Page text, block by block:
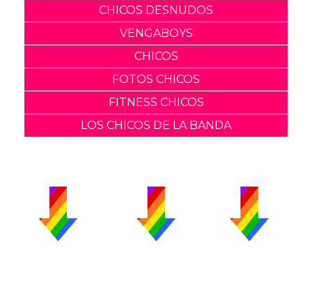
CHICOS DESNUDOS
VENGABOYS
CHICOS
FOTOS CHICOS
FITNESS CHICOS
LOS CHICOS DE LA BANDA